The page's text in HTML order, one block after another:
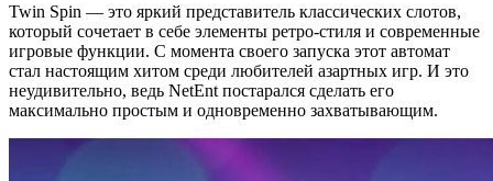
Twin Spin — это яркий представитель классических слотов,
который сочетает в себе элементы ретро-стиля и современные
игровые функции. С момента своего запуска этот автомат
стал настоящим хитом среди любителей азартных игр. И это
неудивительно, ведь NetEnt постарался сделать его
максимально простым и одновременно захватывающим.